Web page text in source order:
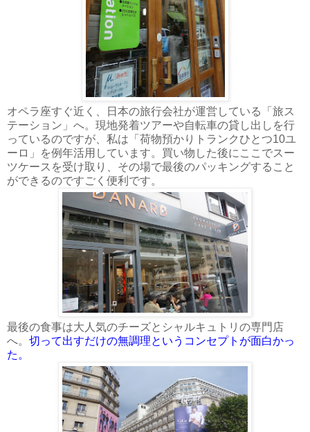
オペラ座すぐ近く、日本の旅行会社が運営している「旅ス
テーション」へ。現地発着ツアーや自転車の貸し出しを行
っているのですが、私は「荷物預かりトランクひとつ10ユ
ーロ」を例年活用しています。買い物した後にここでスー
ツケースを受け取り、その場で最後のパッキングすること
ができるのですごく便利です。
最後の食事は大人気のチーズとシャルキュトリの専門店
へ。 切って出すだけの無調理というコンセプトが面白かっ
た。